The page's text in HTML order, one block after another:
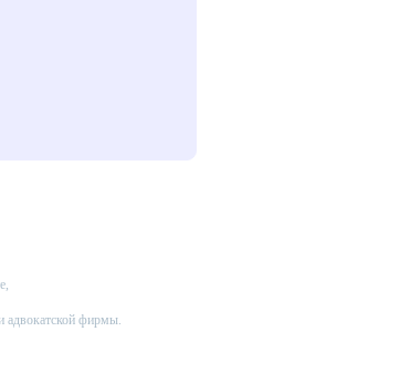
адвокатской фирмы.